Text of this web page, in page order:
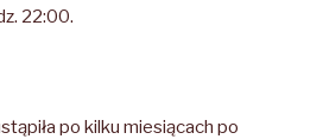
22:00.
po kilku miesiącach po